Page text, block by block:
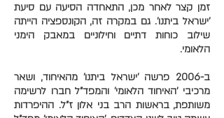
זמן קצר לאחר מכן, התאחדה הסיעה עם סיעת
'ישראל ביתנו'. גם במקרה זה, הקונספציה הייתה
שילוב כוחות דתיים וחילוניים במאבק הימני
הלאומי.
ב-2006 פרשה 'ישראל ביתנו' מהאיחוד, ושאר
מרכיבי 'האיחוד הלאומי' והמפד"ל חברו לרשימה
משותפת, בראשות הרב בני אלון ז"ל. ההיפרדות